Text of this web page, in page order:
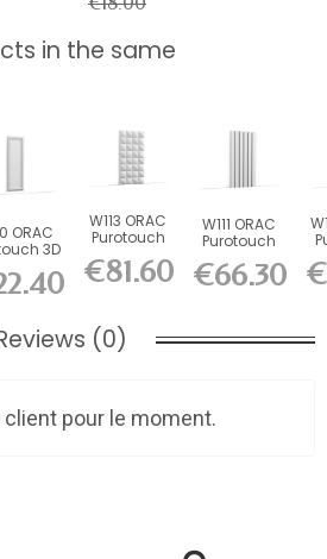
in the same
ORAC
3D
panel
x...
W113 ORAC
Purotouch
3D wall
panel L200
x...
€81.60
W111 ORAC
Purotouch
3D wall
panel L200
x...
€66.30
(0)
client pour le moment.